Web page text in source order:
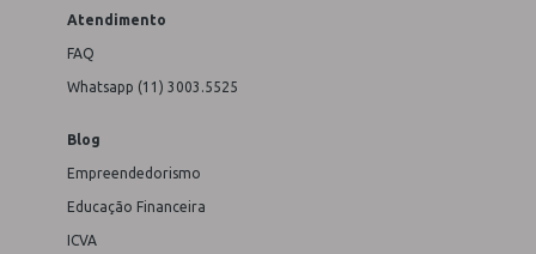
Atendimento
FAQ
Whatsapp (11) 3003.5525
Blog
Empreendedorismo
Educação Financeira
ICVA